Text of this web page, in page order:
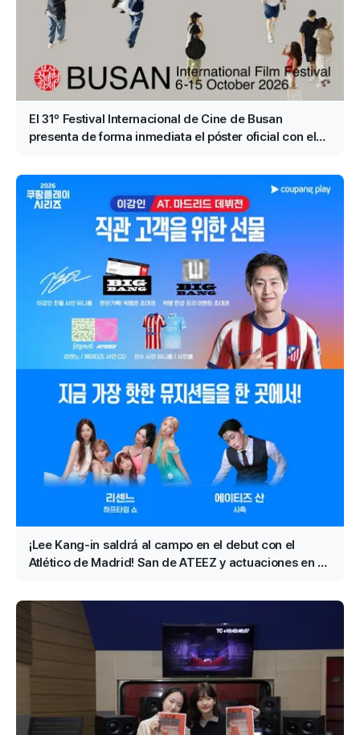
El 31º Festival Internacional de Cine de Busan
presenta de forma inmediata el póster oficial con el
¡Lee Kang-in saldrá al campo en el debut con el
Atlético de Madrid! San de ATEEZ y actuaciones en el